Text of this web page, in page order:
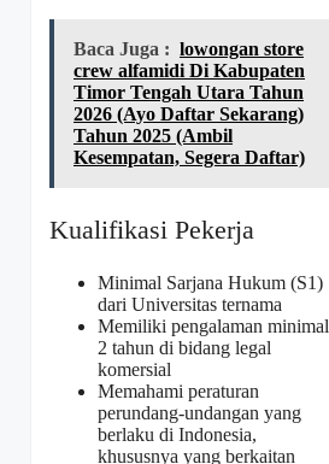
Baca Juga : lowongan store
crew alfamidi Di Kabupaten
Timor Tengah Utara Tahun
2026 (Ayo Daftar Sekarang)
Tahun 2025 (Ambil
Kesempatan, Segera Daftar)
Kualifikasi Pekerja
Minimal Sarjana Hukum (S1)
dari Universitas ternama
Memiliki pengalaman minimal
2 tahun di bidang legal
komersial
Memahami peraturan
perundang-undangan yang
berlaku di Indonesia,
khususnya yang berkaitan